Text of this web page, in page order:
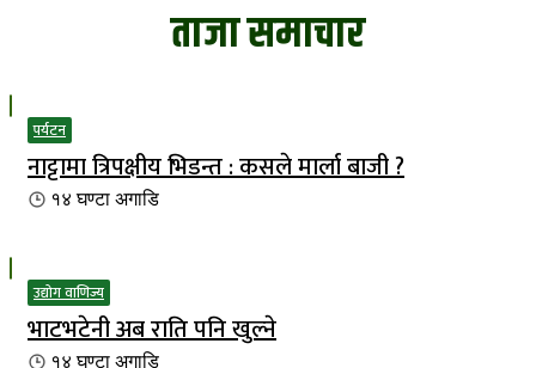
ताजा समाचार
पर्यटन
नाट्टामा त्रिपक्षीय भिडन्त : कसले मार्ला बाजी ?
१४ घण्टा अगाडि
उद्योग वाणिज्य
भाटभटेनी अब राति पनि खुल्ने
१४ घण्टा अगाडि